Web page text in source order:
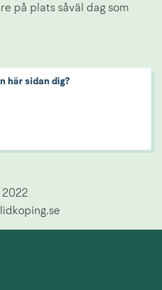
på plats såväl dag som
här sidan dig?
2022